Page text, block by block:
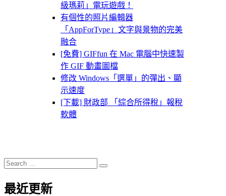
級瑪莉」電玩遊戲！
有個性的照片編輯器
「AppForType」文字與景物的完美
融合
[免費] GIFfun 在 Mac 電腦中快速製
作 GIF 動畫圖檔
修改 Windows「選單」的彈出、顯
示速度
[下載] 財政部 「綜合所得稅」報稅
軟體
Search
for:
Search
最近更新